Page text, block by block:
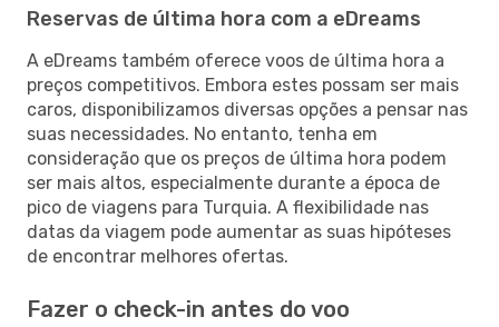
Reservas de última hora com a eDreams
A eDreams também oferece voos de última hora a
preços competitivos. Embora estes possam ser mais
caros, disponibilizamos diversas opções a pensar nas
suas necessidades. No entanto, tenha em
consideração que os preços de última hora podem
ser mais altos, especialmente durante a época de
pico de viagens para Turquia. A flexibilidade nas
datas da viagem pode aumentar as suas hipóteses
de encontrar melhores ofertas.
Fazer o check-in antes do voo